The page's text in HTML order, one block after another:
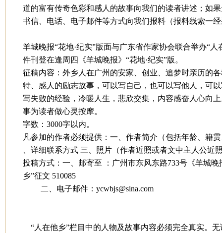
道的富有传奇色彩和感人的故事向我们的读者讲述；如
书信、电话、电子邮件等方式向我们报料（报料线索一
羊城晚报“花地·纪实”版面与广东省作家协会联合举办“人
件刊登在逢周四《羊城晚报》“花地·纪实”版。
征稿内容：外乡人在广州的安家、创业、追梦时亲历的
特、感人的励志故事，可以写自己，也可以写他人，可
写失败的经验，冷暖人生，悲欣交集，内容感奋人心向
事为读者做心灵按摩。
字数： 3000字以内。
凡参加的作者必须提供：一、作者简介（包括年龄、籍
、详细联系方式 三、照片（作者近照或者文中主人公近
投稿方式：一、邮寄至
：广州市东风东路733号《羊城晚
乡”征文 510085
二、电子邮件： ycwbjs@sina.com
“人在他乡”栏目中的人物及故事内容必须完全真实。